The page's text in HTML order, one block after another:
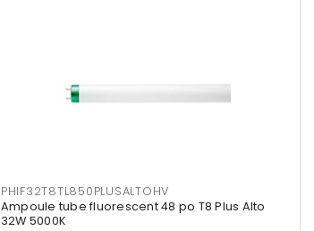
PHIF32T8TL850PLUSALTOHV
Ampoule tube fluorescent 48 po T8 Plus Alto
32W 5000K